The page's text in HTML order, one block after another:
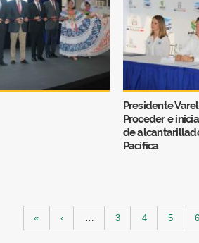
Presidente
Proceder e
de
Pacífica
« ‹ 3 4 5 6